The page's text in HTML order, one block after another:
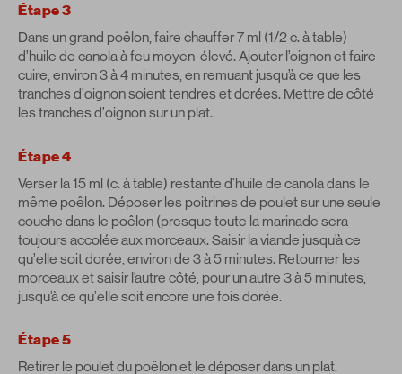
Étape 3
Dans un grand poêlon, faire chauffer 7 ml (1/2 c. à table)
d’huile de canola à feu moyen-élevé. Ajouter l’oignon et faire
cuire, environ 3 à 4 minutes, en remuant jusqu’à ce que les
tranches d’oignon soient tendres et dorées. Mettre de côté
les tranches d’oignon sur un plat.
Étape 4
Verser la 15 ml (c. à table) restante d'huile de canola dans le
même poêlon. Déposer les poitrines de poulet sur une seule
couche dans le poêlon (presque toute la marinade sera
toujours accolée aux morceaux. Saisir la viande jusqu’à ce
qu’elle soit dorée, environ de 3 à 5 minutes. Retourner les
morceaux et saisir l’autre côté, pour un autre 3 à 5 minutes,
jusqu’à ce qu’elle soit encore une fois dorée.
Étape 5
Retirer le poulet du poêlon et le déposer dans un plat.